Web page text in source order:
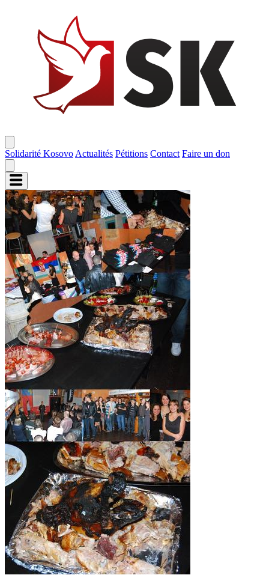
Solidarité Kosovo Actualités Pétitions Contact Faire un don